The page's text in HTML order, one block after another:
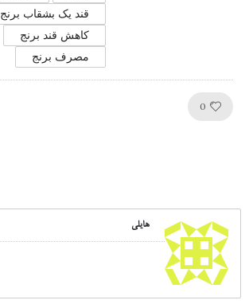
قند یک بشقاب برنج
کاهش قند برنج
مصرف برنج
0
هایلی